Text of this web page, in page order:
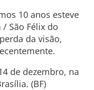
10 anos esteve
São Félix do
da visão,
de dezembro, na
(BF)